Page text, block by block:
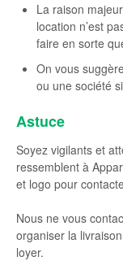
La raison
location n’est
faire en sorte
On vous
ou une société
Astuce
Soyez vigilants et
ressemblent à
et logo pour
Nous ne vous
organiser la
loyer.